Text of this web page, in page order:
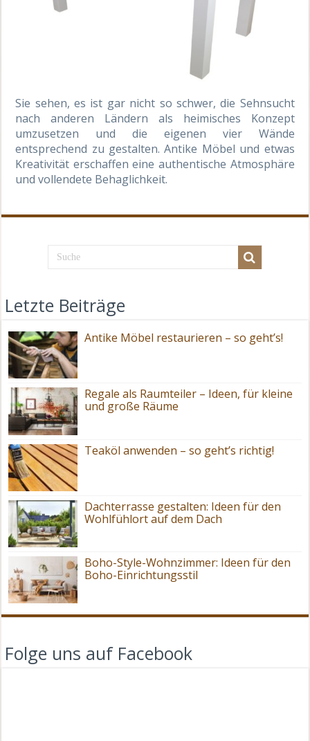
Sie sehen, es ist gar nicht so schwer, die Sehnsucht
nach anderen Ländern als heimisches Konzept
umzusetzen und die eigenen vier Wände
entsprechend zu gestalten. Antike Möbel und etwas
Kreativität erschaffen eine authentische Atmosphäre
und vollendete Behaglichkeit.
Letzte Beiträge
Antike Möbel restaurieren – so geht’s!
Regale als Raumteiler – Ideen, für kleine
und große Räume
Teaköl anwenden – so geht’s richtig!
Dachterrasse gestalten: Ideen für den
Wohlfühlort auf dem Dach
Boho-Style-Wohnzimmer: Ideen für den
Boho-Einrichtungsstil
Folge uns auf Facebook